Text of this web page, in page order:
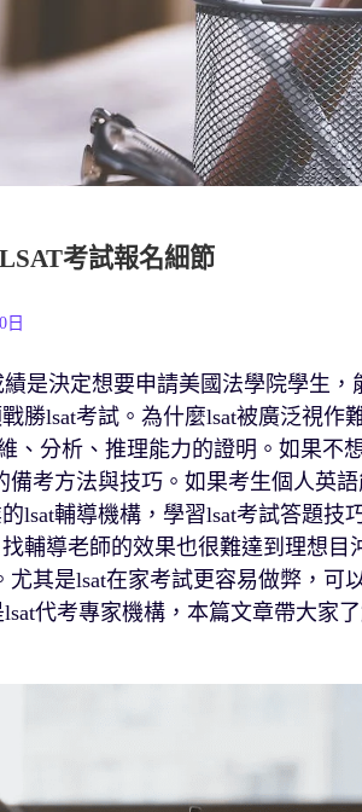
考試報名細節
日
是決定想要申請美國法學院學生，
勝lsat考試。為什麼lsat被廣泛視作
、分析、推理能力的證明。如果不
考方法與技巧。如果考生個人英
lsat輔導機構，學習lsat考試答題技
輔導老師的效果也很難達到理想目
尤其是lsat在家考試更容易做弊，可
代考專家機構，本篇文章帶大家